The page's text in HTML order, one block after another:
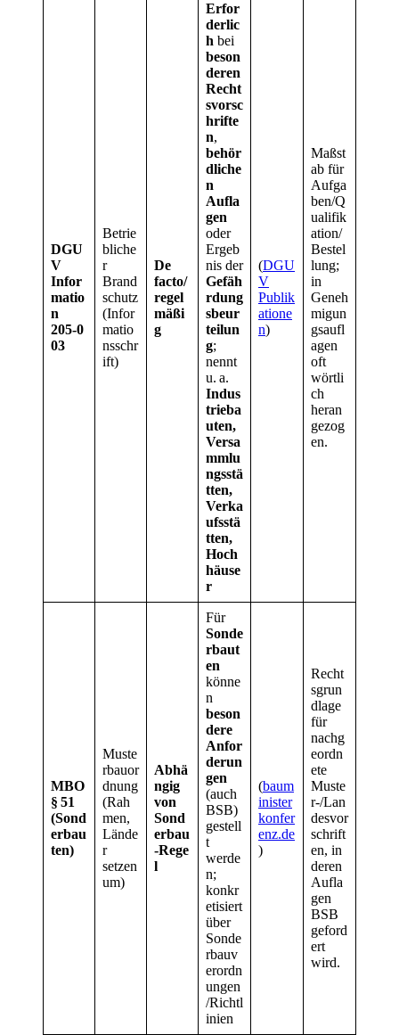
DGU
V
Infor
matio
n
205‑0
03
Betrie
bliche
r
Brand
schutz
(Infor
matio
nsschr
ift)
De
facto/
regel
mäßi
g
Erfor
derlic
h bei
beson
deren
Recht
svorsc
hrifte
n,
behör
dliche
n
Aufla
gen
oder
Ergeb
nis der
Gefäh
rdung
sbeur
teilun
g;
nennt
u. a.
Indus
trieba
uten,
Versa
mmlu
ngsstä
tten,
Verka
ufsstä
tten,
Hoch
häuse
r
(DGU
V
Publik
atione
n)
Maßst
ab für
Aufga
ben/Q
ualifik
ation/
Bestel
lung;
in
Geneh
migun
gsaufl
agen
oft
wörtli
ch
heran
gezog
en.
MBO
§ 51
(Sond
erbau
ten)
Muste
rbauor
dnung
(Rah
men,
Lände
r
setzen
um)
Abhä
ngig
von
Sond
erbau
‑Rege
l
Für
Sonde
rbaut
en
könne
n
beson
dere
Anfor
derun
gen
(auch
BSB)
gestell
t
werde
n;
konkr
etisiert
über
Sonde
rbauv
erordn
ungen
/Richtl
inien
(baum
inister
konfer
enz.de
)
Recht
sgrun
dlage
für
nachg
eordn
ete
Muste
r‑/Lan
desvor
schrift
en, in
deren
Aufla
gen
BSB
geford
ert
wird.